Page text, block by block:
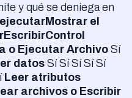
y qué se deniega en
el
o Ejecutar ArchivoSí
datosSí Sí Sí Sí Sí
Leer atributos
archivos o Escribir